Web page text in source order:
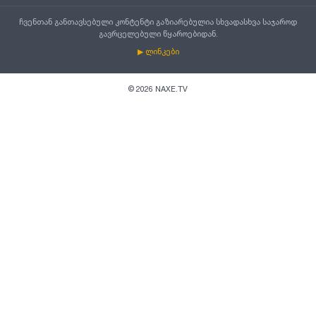
ჩვენთან განთავსებული კონტენტი გაზიარებულია სხვადასხვა საჯაროდ
გავრცელებული წყაროებიდან.
▶ ლინკები
© 2026 NAXE.TV